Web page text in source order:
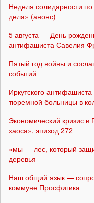
Неделя солидарности
дела» (анонс)
5 августа — День
антифашиста Савелия
Пятый год войны и
событий
Иркутского
тюремной больницы в
Экономический кризис
хаоса», эпизод 272
«мы — лес, который
деревья
Наш общий язык —
коммуне Просфигика